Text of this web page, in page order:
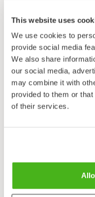
This website uses
We use cookies to
provide social media
We also share
our social media,
may combine it with
provided to them or
of their services.
Piikkimonni on
kotiutettu muutamiin
jo 1920-luvulla.
useampaakin
meillä erityisesti
sietää huonoja
virtaaviin vesiin ja
Helsingin ja Haminan